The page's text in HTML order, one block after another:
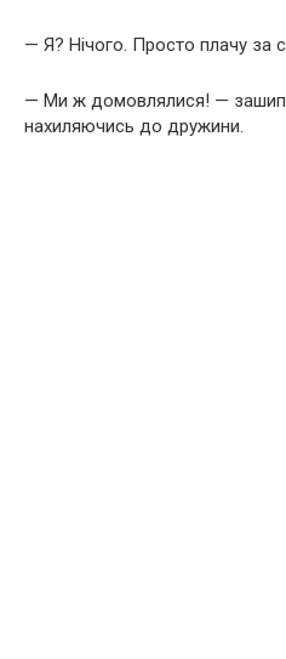
— Я? Нічого. Просто плачу за
— Ми ж домовлялися! —
нахиляючись до дружини.